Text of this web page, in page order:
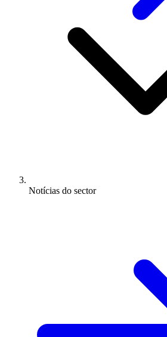
Notícias do sector